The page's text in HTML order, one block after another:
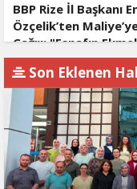
BBP Rize İl Başkanı
Özçelik’ten
Çağrı: "Esnafın
Teknesine Haciz
Ödetmez, Üretimi
Durdurur!"
Son Eklenen